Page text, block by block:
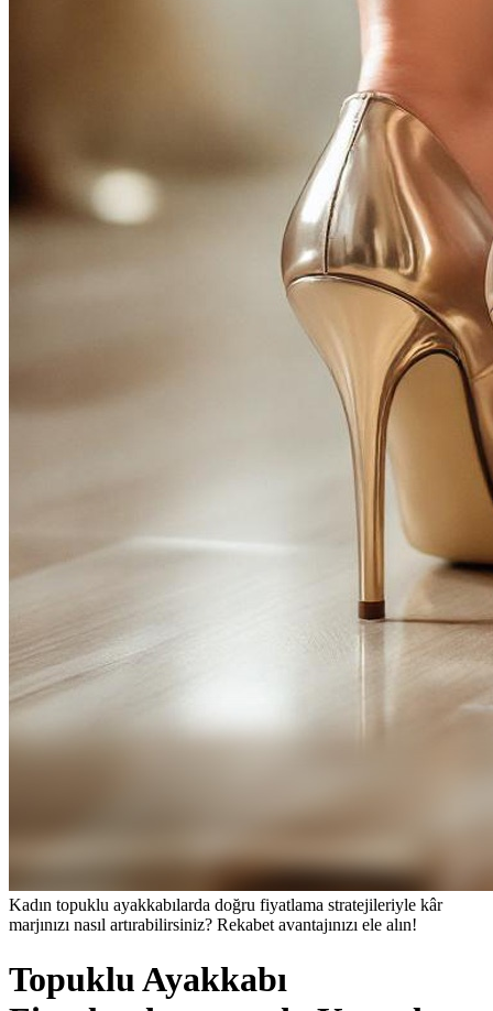
Kadın topuklu ayakkabılarda doğru fiyatlama stratejileriyle kâr
marjınızı nasıl artırabilirsiniz? Rekabet avantajınızı ele alın!
Topuklu Ayakkabı